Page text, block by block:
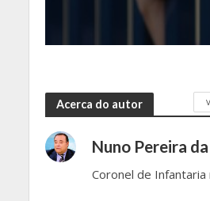
Acerca do autor
Nuno Pereira
Coronel de Infantaria